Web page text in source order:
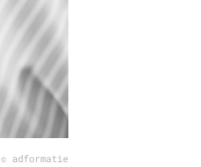
© adformatie